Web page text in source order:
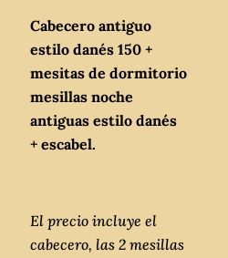
Cabecero antiguo
estilo danés 150 +
mesitas de dormitorio
mesillas noche
antiguas estilo danés
+ escabel.
El precio incluye el
cabecero, las 2 mesillas